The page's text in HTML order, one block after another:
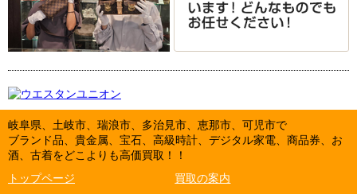
岐阜県、土岐市、瑞浪市、多治見市、恵那市、可児市で
ブランド品、貴金属、宝石、高級時計、デジタル家電、商品券、お
酒、古着をどこよりも高価買取！！
トップページ
買取の案内